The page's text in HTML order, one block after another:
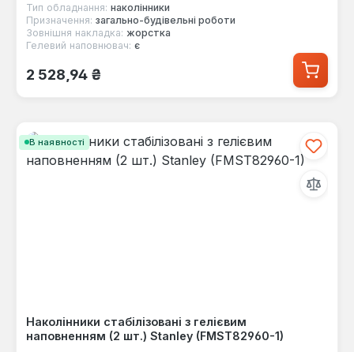
Тип обладнання: наколінники
Призначення: загально-будівельні роботи
Зовнішня накладка: жорстка
Гелевий наповнювач: є
Звичайна ціна:
2 528,94 ₴
В наявності
Наколінники стабілізовані з гелієвим
наповненням (2 шт.) Stanley (FMST82960-1)